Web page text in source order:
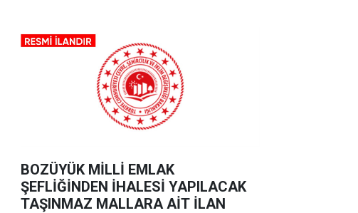
BOZÜYÜK MİLLİ EMLAK
ŞEFLİĞİNDEN İHALESİ YAPILACAK
TAŞINMAZ MALLARA AİT İLAN